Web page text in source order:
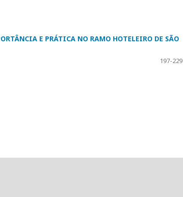
E PRÁTICA NO RAMO HOTELEIRO DE SÃO
197-229